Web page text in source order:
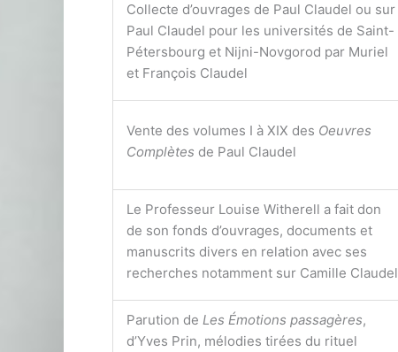
Collecte d’ouvrages de Paul Claudel ou sur
Paul Claudel pour les universités de Saint-
Pétersbourg et Nijni-Novgorod par Muriel
et François Claudel
Vente des volumes I à XIX des Oeuvres
Complètes de Paul Claudel
Le Professeur Louise Witherell a fait don
de son fonds d’ouvrages, documents et
manuscrits divers en relation avec ses
recherches notamment sur Camille Claudel
Parution de Les Émotions passagères,
d’Yves Prin, mélodies tirées du rituel